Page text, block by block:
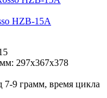
HZB-15A
297х367х378
7-9 грамм, время цикла